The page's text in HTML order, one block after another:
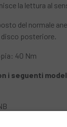
la lettura al
del normale
posteriore.
40 Nm
i seguenti